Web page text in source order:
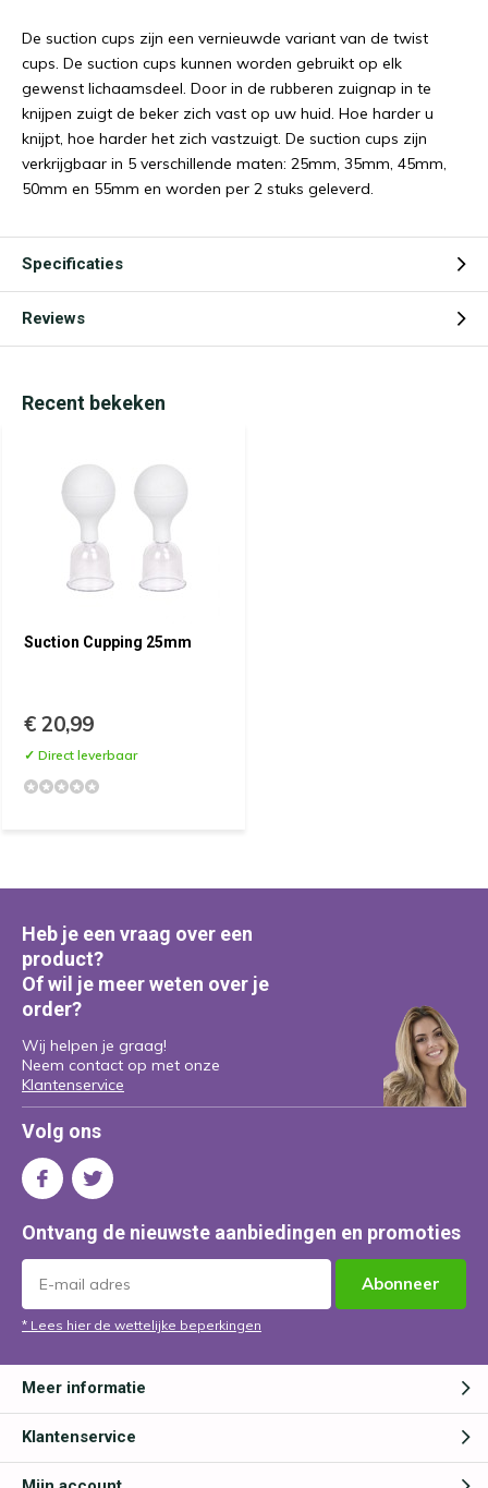
De suction cups zijn een vernieuwde variant van de twist
cups. De suction cups kunnen worden gebruikt op elk
gewenst lichaamsdeel. Door in de rubberen zuignap in te
knijpen zuigt de beker zich vast op uw huid. Hoe harder u
knijpt, hoe harder het zich vastzuigt. De suction cups zijn
verkrijgbaar in 5 verschillende maten: 25mm, 35mm, 45mm,
50mm en 55mm en worden per 2 stuks geleverd.
Specificaties
Reviews
Recent bekeken
Suction Cupping 25mm
€ 20,99
✓ Direct leverbaar
Heb je een vraag over een
product?
Of wil je meer weten over je
order?
Wij helpen je graag!
Neem contact op met onze
Klantenservice
Volg ons
Ontvang de nieuwste aanbiedingen en promoties
Abonneer
* Lees hier de wettelijke beperkingen
Meer informatie
Klantenservice